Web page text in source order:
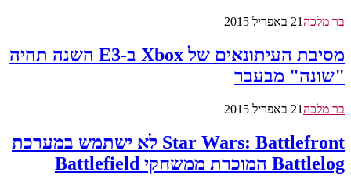
בר מלכה21 באפריל 2015
מסיבת העיתונאים של Xbox ב-E3 השנה תהיה
"שונה" מבעבר
בר מלכה21 באפריל 2015
Star Wars: Battlefront לא ישתמש במערכת
Battlelog המוכרת ממשחקי Battlefield